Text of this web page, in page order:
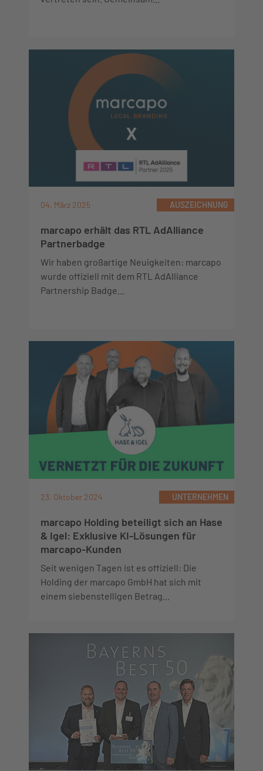
04. März 2025 AUSZEICHNUNG
marcapo erhält das RTL AdAlliance
Partnerbadge
Wir haben großartige Neuigkeiten: marcapo
wurde offiziell mit dem RTL AdAlliance
Partnership Badge...
23. Oktober 2024 UNTERNEHMEN
marcapo Holding beteiligt sich an Hase
& Igel: Exklusive KI-Lösungen für
marcapo-Kunden
Seit wenigen Tagen ist es offiziell: Die
Holding der marcapo GmbH hat sich mit
einem siebenstelligen Betrag...